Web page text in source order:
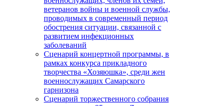
ветеранов войны и военной службы,
проводимых в современный период
обострения ситуации, связанной с
развитием инфекционных
заболеваний
Сценарий концертной программы, в
рамках конкурса прикладного
творчества «Хозяюшка», среди жен
военнослужащих Самарского
гарнизона
Сценарий торжественного собрания